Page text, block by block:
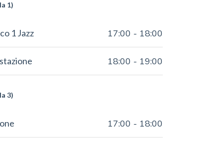
1)
1 Jazz 17:00 - 18:00
18:00 - 19:00
3)
17:00 - 18:00